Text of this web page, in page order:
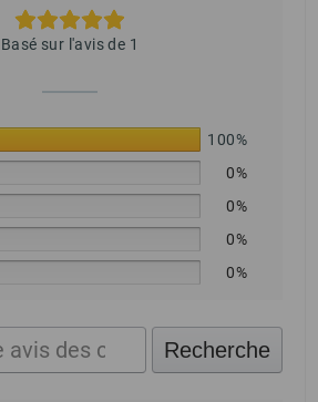
Basé sur l'avis de 1
100%
0%
0%
0%
0%
Recherche